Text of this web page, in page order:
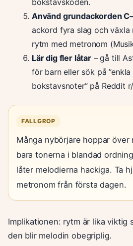
Använd grundackorden
ackord fyra slag och växla
rytm med metronom
Lär dig fler låtar– gå till
för barn eller sök på
bokstavsnoter” på Reddit
FALLGROP
Många nybörjare hoppar
bara tonerna i blandad
låter melodierna hackiga. Ta
metronom från första dagen.
Implikationen: rytm är lika viktig
den blir melodin obegriplig.